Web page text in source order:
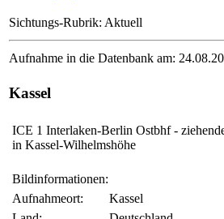
Sichtungs-Rubrik: Aktuell
Aufnahme in die Datenbank am:
Kassel
ICE 1 Interlaken-Berlin Ostbhf -
in Kassel-Wilhelmshöhe
Bildinformationen:
Aufnahmeort:
Kassel